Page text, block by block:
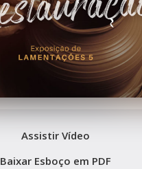
Assistir Vídeo
Baixar Esboço em PDF